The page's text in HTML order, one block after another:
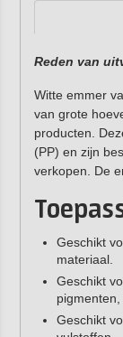
Reden van
Witte emmer
van grote
producten.
(PP) en zijn
verkopen. De
Geschikt
materiaal.
Geschikt
pigmenten,
Geschikt